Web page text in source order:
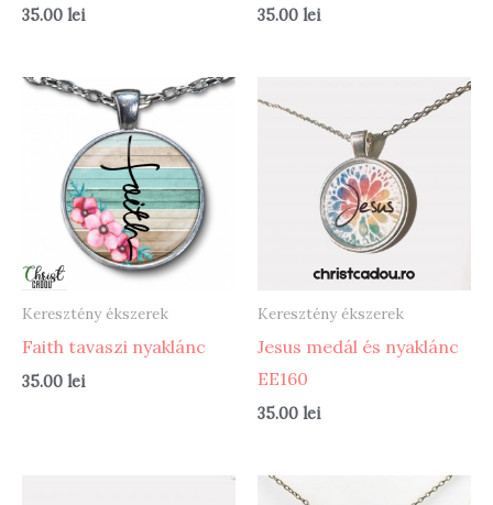
35.00 lei 35.00 lei
Keresztény ékszerek
Faith tavaszi nyaklánc
35.00 lei
Keresztény ékszerek
Jesus medál és nyaklánc
EE160
35.00 lei